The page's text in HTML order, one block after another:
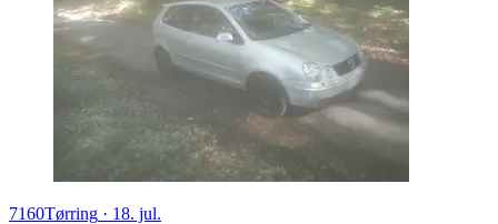
7160Tørring · 18. jul.